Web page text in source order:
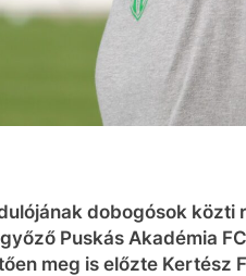
dobogósok közti
Puskás Akadémia
meg is előzte Kertész